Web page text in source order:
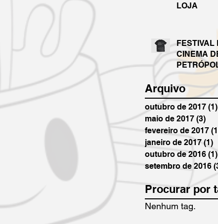
LOJA
FESTIVAL
CINEMA
Arquivo
outubro de 2017 (1)
maio de 2017 (3)
fevereiro de 2017
janeiro de 2017 (1)
outubro de 2016 (1)
setembro de 2016
Procurar por
Nenhum tag.